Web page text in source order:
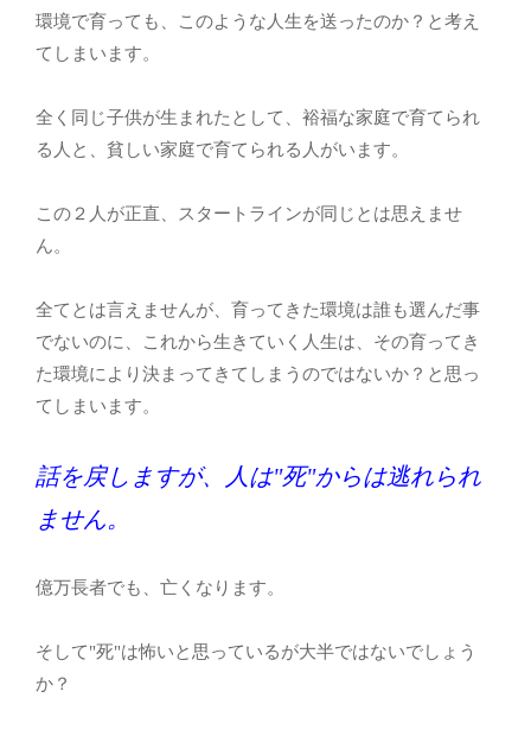
環境で育っても、このような人生を送ったのか？と考え
てしまいます。
全く同じ子供が生まれたとして、裕福な家庭で育てられ
る人と、貧しい家庭で育てられる人がいます。
この２人が正直、スタートラインが同じとは思えませ
ん。
全てとは言えませんが、育ってきた環境は誰も選んだ事
でないのに、これから生きていく人生は、その育ってき
た環境により決まってきてしまうのではないか？と思っ
てしまいます。
話を戻しますが、人は"死"からは逃れられ
ません。
億万長者でも、亡くなります。
そして"死"は怖いと思っているが大半ではないでしょう
か？